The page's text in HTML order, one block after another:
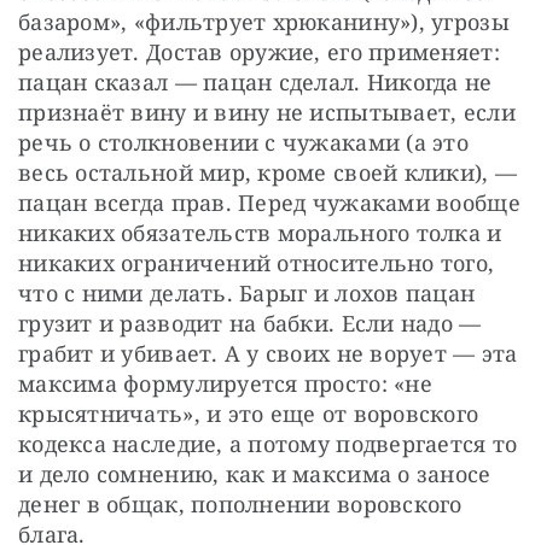
базаром», «фильтрует хрюканину»), угрозы
реализует. Достав оружие, его применяет:
пацан сказал — пацан сделал. Никогда не
признаёт вину и вину не испытывает, если
речь о столкновении с чужаками (а это
весь остальной мир, кроме своей клики), —
пацан всегда прав. Перед чужаками вообще
никаких обязательств морального толка и
никаких ограничений относительно того,
что с ними делать. Барыг и лохов пацан
грузит и разводит на бабки. Если надо —
грабит и убивает. А у своих не ворует — эта
максима формулируется просто: «не
крысятничать», и это еще от воровского
кодекса наследие, а потому подвергается то
и дело сомнению, как и максима о заносе
денег в общак, пополнении воровского
блага.